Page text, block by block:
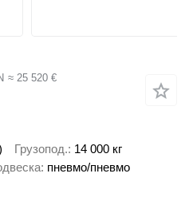
≈ 25 520 €
Грузопод. 14 000 кг
пневмо/пневмо